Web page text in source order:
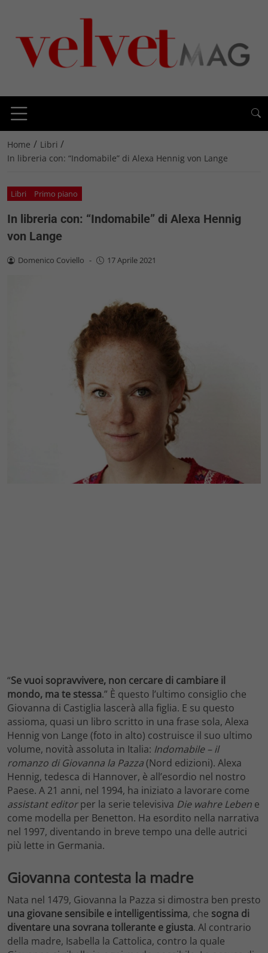
Home / Libri /
In libreria con: “Indomabile” di Alexa Hennig von Lange
Libri Primo piano
In libreria con: “Indomabile” di Alexa Hennig
von Lange
Domenico Coviello - 17 Aprile 2021
“Se vuoi sopravvivere, non cercare di cambiare il
mondo, ma te stessa.” È questo l’ultimo consiglio che
Giovanna di Castiglia lascerà alla figlia. E su questo
assioma, quasi un libro scritto in una frase sola, Alexa
Hennig von Lange (foto in alto) costruisce il suo ultimo
volume, novità assoluta in Italia: Indomabile – il
romanzo di Giovanna la Pazza(Nord edizioni). Alexa
Hennig, tedesca di Hannover, è all’esordio nel nostro
Paese. A 21 anni, nel 1994, ha iniziato a lavorare come
assistant editorper la serie televisiva Die wahre Leben e
come modella per Benetton. Ha esordito nella narrativa
nel 1997, diventando in breve tempo una delle autrici
più lette in Germania.
Giovanna contesta la madre
Nata nel 1479, Giovanna la Pazza si dimostra ben presto
una giovane sensibile e intelligentissima, che sogna di
diventare una sovrana tollerante e giusta. Al contrario
della madre, Isabella la Cattolica, contro la quale